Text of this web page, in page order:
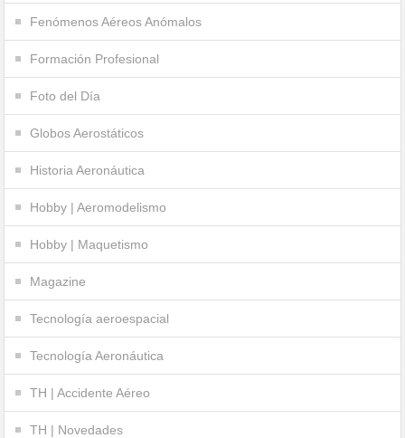
Fenómenos Aéreos Anómalos
Formación Profesional
Foto del Día
Globos Aerostáticos
Historia Aeronáutica
Hobby | Aeromodelismo
Hobby | Maquetismo
Magazine
Tecnología aeroespacial
Tecnología Aeronáutica
TH | Accidente Aéreo
TH | Novedades